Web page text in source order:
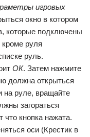
игровых
окно в котором
которые подключены
руля
руль.
ОК. Затем нажмите
должна открыться
на руле, вращайте
загораться
кнопка нажата.
оси (Крестик в